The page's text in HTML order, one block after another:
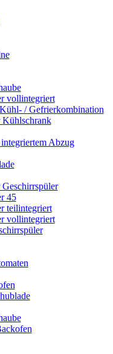
vollintegriert
/ Gefrierkombination
Kühlschrank
Abzug
Geschirrspüler
45
teilintegriert
vollintegriert